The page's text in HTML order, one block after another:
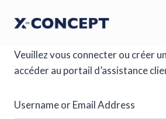
Veuillez vous connecter ou créer
accéder au portail d’assistance
Username or Email Address